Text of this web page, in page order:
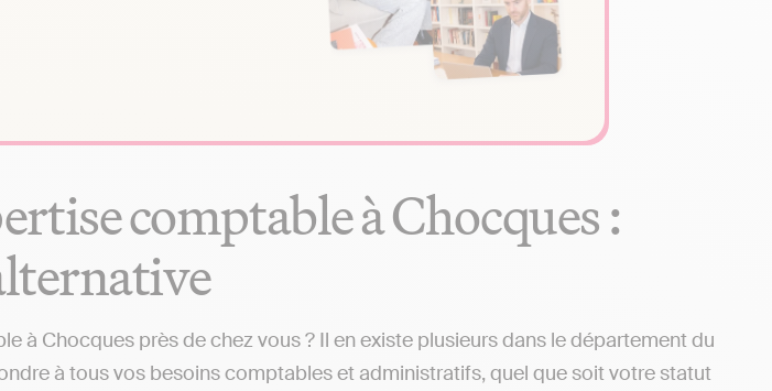
comptable à Chocques :
à Chocques près de chez vous ? Il en existe plusieurs dans le département du
à tous vos besoins comptables et administratifs, quel que soit votre statut